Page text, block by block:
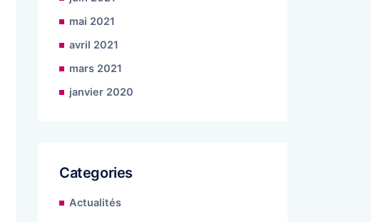
mai 2021
avril 2021
mars 2021
janvier 2020
Categories
Actualités